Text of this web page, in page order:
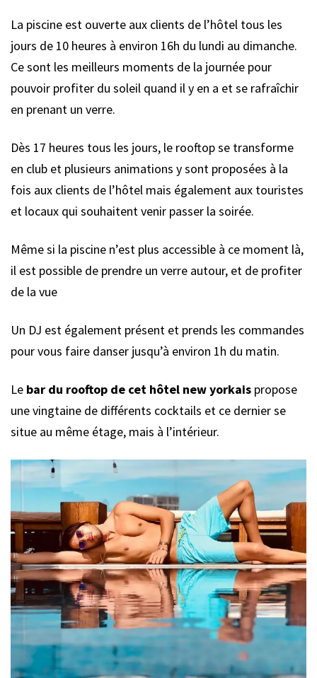
La piscine est ouverte aux clients de l’hôtel tous les
jours de 10 heures à environ 16h du lundi au dimanche.
Ce sont les meilleurs moments de la journée pour
pouvoir profiter du soleil quand il y en a et se rafraîchir
en prenant un verre.
Dès 17 heures tous les jours, le rooftop se transforme
en club et plusieurs animations y sont proposées à la
fois aux clients de l’hôtel mais également aux touristes
et locaux qui souhaitent venir passer la soirée.
Même si la piscine n’est plus accessible à ce moment là,
il est possible de prendre un verre autour, et de profiter
de la vue
Un DJ est également présent et prends les commandes
pour vous faire danser jusqu’à environ 1h du matin.
Le bar du rooftop de cet hôtel new yorkais propose
une vingtaine de différents cocktails et ce dernier se
situe au même étage, mais à l’intérieur.